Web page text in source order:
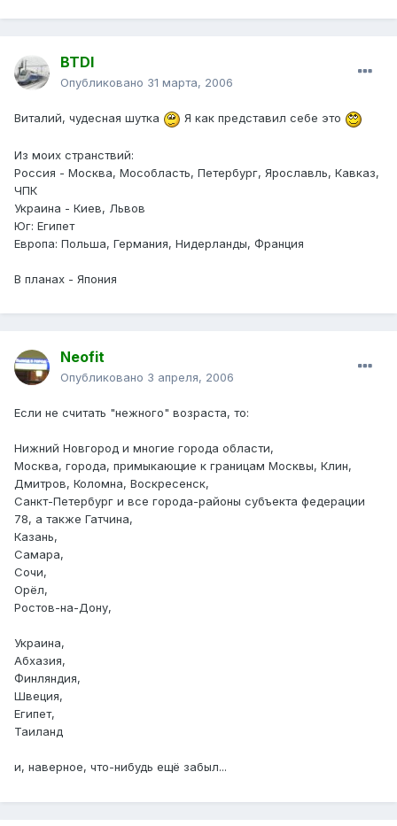
BTDI
Опубликовано 31 марта, 2006
Виталий, чудесная шутка Я как представил себе это
Из моих странствий:
Россия - Москва, Мособласть, Петербург, Ярославль, Кавказ,
ЧПК
Украина - Киев, Львов
Юг: Египет
Европа: Польша, Германия, Нидерланды, Франция
В планах - Япония
Neofit
Опубликовано 3 апреля, 2006
Если не считать "нежного" возраста, то:
Нижний Новгород и многие города области,
Москва, города, примыкающие к границам Москвы, Клин,
Дмитров, Коломна, Воскресенск,
Санкт-Петербург и все города-районы субъекта федерации
78, а также Гатчина,
Казань,
Самара,
Сочи,
Орёл,
Ростов-на-Дону,
Украина,
Абхазия,
Финляндия,
Швеция,
Египет,
Таиланд
и, наверное, что-нибудь ещё забыл...